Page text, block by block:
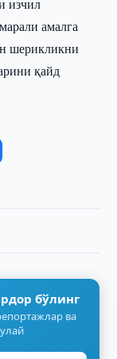
изчил
амалга
шерикликни
қайд
бўлинг
ва